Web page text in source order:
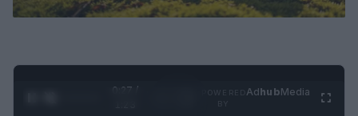
0:27 /
AdhubMedia